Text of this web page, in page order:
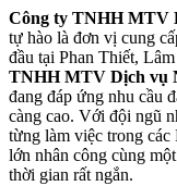
Công ty TNHH MTV
tự hào là đơn vị cung
đầu tại Phan Thiết,
TNHH MTV Dịch vụ
đang đáp ứng nhu cầu
càng cao. Với đội ngũ
từng làm việc trong
lớn nhân công cùng
thời gian rất ngắn.